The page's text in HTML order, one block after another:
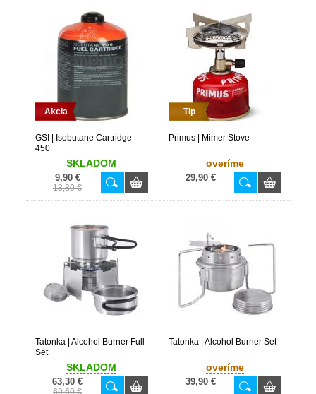
Akcia
GSI | Isobutane Cartridge
450
SKLADOM
9,90 €
13,80 €
Tip
Primus | Mimer Stove
overíme
29,90 €
Tatonka | Alcohol Burner Full
Set
SKLADOM
63,30 €
69,60 €
Tatonka | Alcohol Burner Set
overíme
39,90 €